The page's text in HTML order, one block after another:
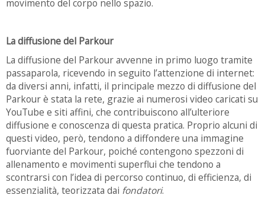
movimento del corpo nello spazio.
La diffusione del Parkour
La diffusione del Parkour avvenne in primo luogo tramite
passaparola, ricevendo in seguito l’attenzione di internet:
da diversi anni, infatti, il principale mezzo di diffusione del
Parkour è stata la rete, grazie ai numerosi video caricati su
YouTube e siti affini, che contribuiscono all’ulteriore
diffusione e conoscenza di questa pratica. Proprio alcuni di
questi video, però, tendono a diffondere una immagine
fuorviante del Parkour, poiché contengono spezzoni di
allenamento e movimenti superflui che tendono a
scontrarsi con l’idea di percorso continuo, di efficienza, di
essenzialità, teorizzata dai fondatori.